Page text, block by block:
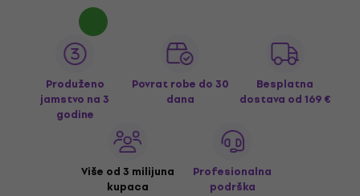
Produženo
jamstvo na 3
godine
Povrat robe do 30
dana
Besplatna
dostava od 169 €
Više od 3 milijuna
kupaca
Profesionalna
podrška